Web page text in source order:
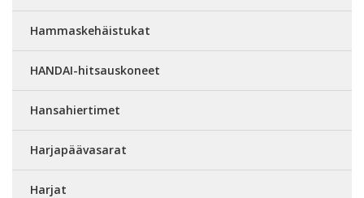
Hammaskehäistukat
HANDAI-hitsauskoneet
Hansahiertimet
Harjapäävasarat
Harjat